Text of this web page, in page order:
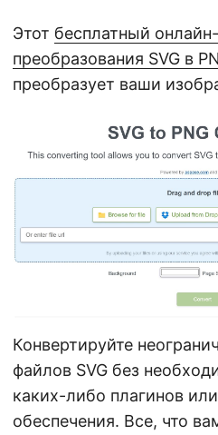
Этот бесплатный
преобразования SVG в
преобразует ваши
Конвертируйте
файлов SVG без
каких-либо плагинов
обеспечения. Все, что